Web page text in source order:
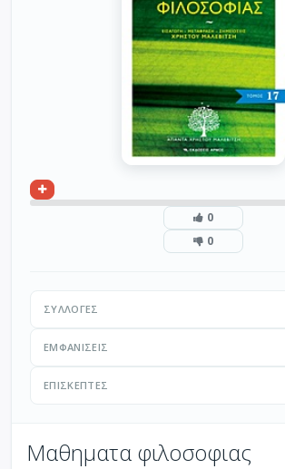
0
0
ΣΥΛΛΟΓΈΣ
ΕΜΦΑΝΊΣΕΙΣ
ΕΠΙΣΚΈΠΤΕΣ
Μαθηματα φιλοσοφιας